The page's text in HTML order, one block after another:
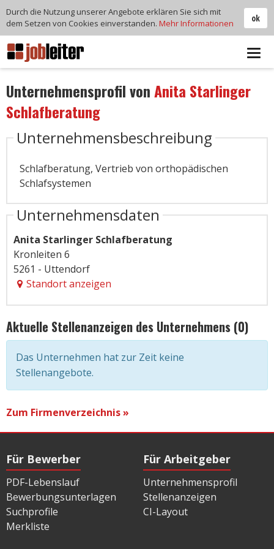
Unternehmensprofil vonAnita Starlinger
Schlafberatung
Unternehmensbeschreibung
Schlafberatung, Vertrieb von orthopädischen
Schlafsystemen
Unternehmensdaten
Anita Starlinger Schlafberatung
Kronleiten 6
5261 - Uttendorf
Standort anzeigen
Aktuelle Stellenanzeigen des Unternehmens (0)
Das Unternehmen hat zur Zeit keine
Stellenangebote.
Zum Firmenverzeichnis »
Für Bewerber
PDF-Lebenslauf
Bewerbungsunterlagen
Suchprofile
Merkliste
Für Arbeitgeber
Unternehmensprofil
Stellenanzeigen
CI-Layout
ok
Durch die Nutzung unserer Angebote erklären Sie sich mit
dem Setzen von Cookies einverstanden. Mehr Informationen